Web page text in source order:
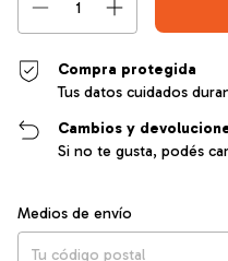
Compra protegida
Tus datos cuidados
Cambios y
Si no te gusta, podés
Entregas para el CP:
Medios de envío